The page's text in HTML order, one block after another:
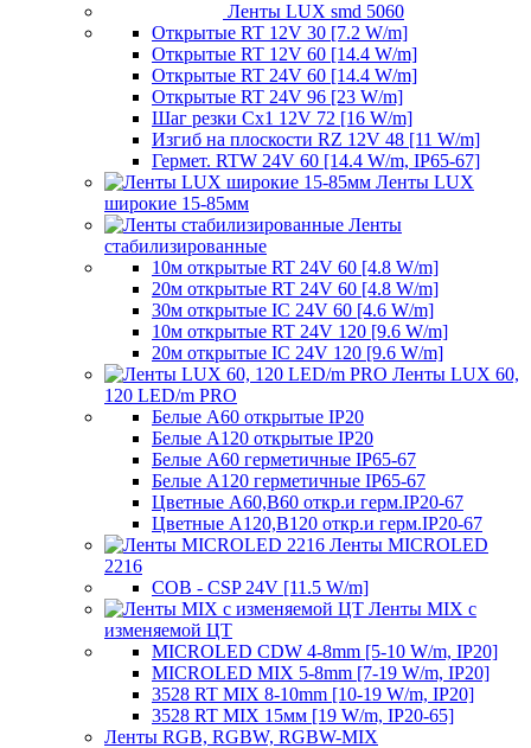
Ленты LUX smd 5060
Открытые RT 12V 30 [7.2 W/m]
Открытые RT 12V 60 [14.4 W/m]
Открытые RT 24V 60 [14.4 W/m]
Открытые RT 24V 96 [23 W/m]
Шаг резки Cx1 12V 72 [16 W/m]
Изгиб на плоскости RZ 12V 48 [11 W/m]
Гермет. RTW 24V 60 [14.4 W/m, IP65-67]
Ленты LUX
широкие 15-85мм
Ленты
стабилизированные
10м открытые RT 24V 60 [4.8 W/m]
20м открытые RT 24V 60 [4.8 W/m]
30м открытые IC 24V 60 [4.6 W/m]
10м открытые RT 24V 120 [9.6 W/m]
20м открытые IC 24V 120 [9.6 W/m]
Ленты LUX 60,
120 LED/m PRO
Белые A60 открытые IP20
Белые A120 открытые IP20
Белые A60 герметичные IP65-67
Белые A120 герметичные IP65-67
Цветные A60,B60 откр.и герм.IP20-67
Цветные A120,B120 откр.и герм.IP20-67
Ленты MICROLED
2216
COB - CSP 24V [11.5 W/m]
Ленты MIX с
изменяемой ЦТ
MICROLED CDW 4-8mm [5-10 W/m, IP20]
MICROLED MIX 5-8mm [7-19 W/m, IP20]
3528 RT MIX 8-10mm [10-19 W/m, IP20]
3528 RT MIX 15мм [19 W/m, IP20-65]
Ленты RGB, RGBW, RGBW-MIX